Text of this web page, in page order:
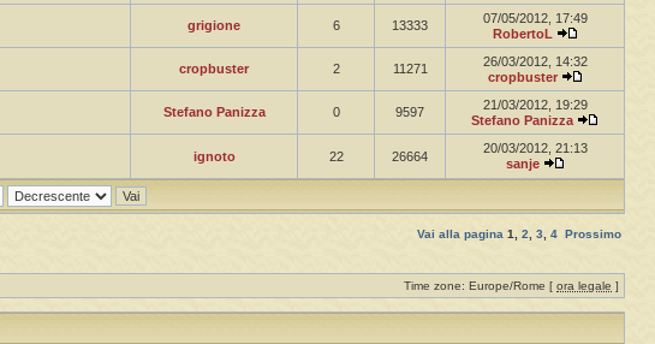
grigione 6 13333
07/05/2012, 17:49
RobertoL
cropbuster 2 11271
26/03/2012, 14:32
cropbuster
Stefano Panizza 0 9597
21/03/2012, 19:29
Stefano Panizza
ignoto 22 26664
20/03/2012, 21:13
sanje
Vai alla pagina 1, 2, 3, 4 Prossimo
Time zone: Europe/Rome [ ora legale ]